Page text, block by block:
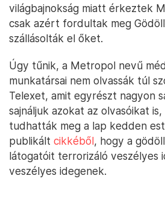
világbajnokság miatt érkeztek
csak azért fordultak meg
szállásolták el őket.
Úgy tűnik, a Metropol nevű
munkatársai nem olvassák túl
Telexet, amit egyrészt nagyon
sajnáljuk azokat az olvasóikat
tudhatták meg a lap kedden
publikált cikkéből, hogy a
látogatóit terrorizáló veszélyes
veszélyes idegenek.